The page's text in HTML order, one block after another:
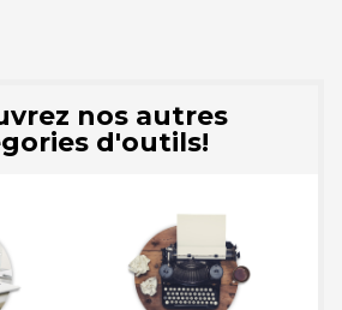
nos autres
d'outils!